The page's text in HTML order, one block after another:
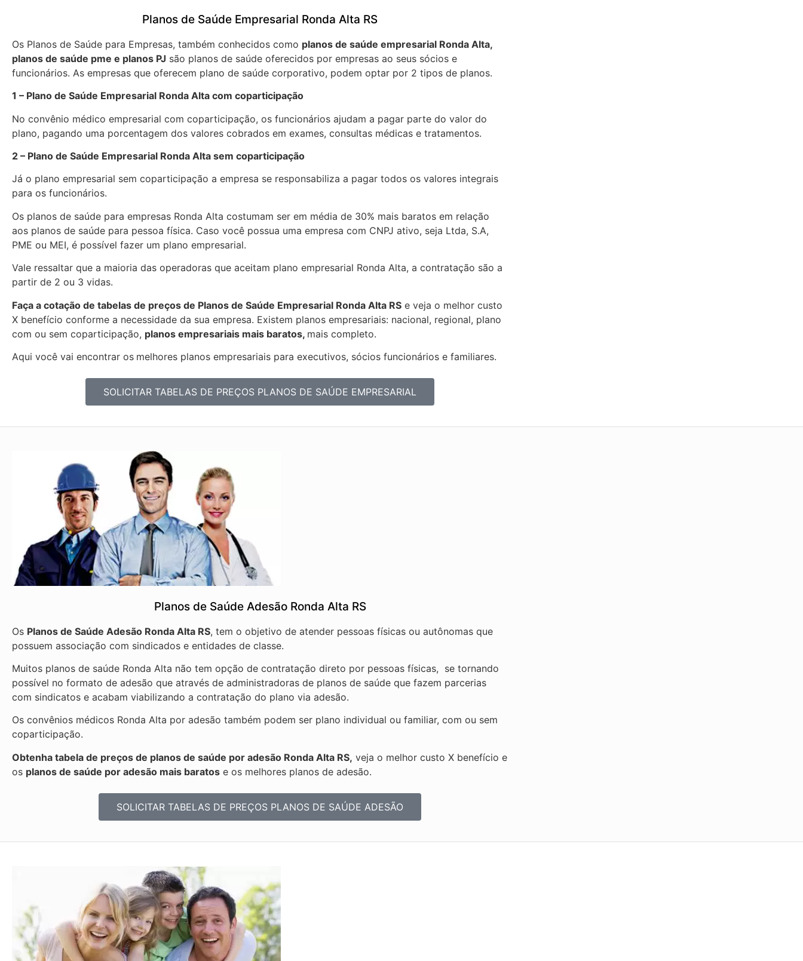
Planos de Saúde Empresarial Ronda Alta RS
Os Planos de Saúde para Empresas, também conhecidos como planos de saúde empresarial Ronda Alta,
planos de saúde pme e planos PJ são planos de saúde oferecidos por empresas ao seus sócios e
funcionários. As empresas que oferecem plano de saúde corporativo, podem optar por 2 tipos de planos.
1 – Plano de Saúde Empresarial Ronda Alta com coparticipação
No convênio médico empresarial com coparticipação, os funcionários ajudam a pagar parte do valor do
plano, pagando uma porcentagem dos valores cobrados em exames, consultas médicas e tratamentos.
2 – Plano de Saúde Empresarial Ronda Alta sem coparticipação
Já o plano empresarial sem coparticipação a empresa se responsabiliza a pagar todos os valores integrais
para os funcionários.
Os planos de saúde para empresas Ronda Alta costumam ser em média de 30% mais baratos em relação
aos planos de saúde para pessoa física. Caso você possua uma empresa com CNPJ ativo, seja Ltda, S.A,
PME ou MEI, é possível fazer um plano empresarial.
Vale ressaltar que a maioria das operadoras que aceitam plano empresarial Ronda Alta, a contratação são a
partir de 2 ou 3 vidas.
Faça a cotação de tabelas de preços de Planos de Saúde Empresarial Ronda Alta RS e veja o melhor custo
X benefício conforme a necessidade da sua empresa. Existem planos empresariais: nacional, regional, plano
com ou sem coparticipação, planos empresariais mais baratos, mais completo.
Aqui você vai encontrar os melhores planos empresariais para executivos, sócios funcionários e familiares.
SOLICITAR TABELAS DE PREÇOS PLANOS DE SAÚDE EMPRESARIAL
Planos de Saúde Adesão Ronda Alta RS
Os Planos de Saúde Adesão Ronda Alta RS, tem o objetivo de atender pessoas físicas ou autônomas que
possuem associação com sindicados e entidades de classe.
Muitos planos de saúde Ronda Alta não tem opção de contratação direto por pessoas físicas, se tornando
possível no formato de adesão que através de administradoras de planos de saúde que fazem parcerias
com sindicatos e acabam viabilizando a contratação do plano via adesão.
Os convênios médicos Ronda Alta por adesão também podem ser plano individual ou familiar, com ou sem
coparticipação.
Obtenha tabela de preços de planos de saúde por adesão Ronda Alta RS, veja o melhor custo X benefício e
os planos de saúde por adesão mais baratos e os melhores planos de adesão.
SOLICITAR TABELAS DE PREÇOS PLANOS DE SAÚDE ADESÃO